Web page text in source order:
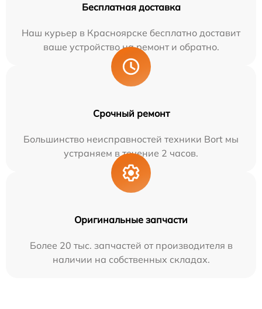
Бесплатная доставка
Наш курьер в Красноярске бесплатно доставит
ваше устройство на ремонт и обратно.
Срочный ремонт
Большинство неисправностей техники Bort мы
устраняем в течение 2 часов.
Оригинальные запчасти
Более 20 тыс. запчастей от производителя в
наличии на собственных складах.